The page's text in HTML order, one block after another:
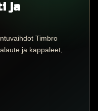
ja
Timbro
ja kappaleet,